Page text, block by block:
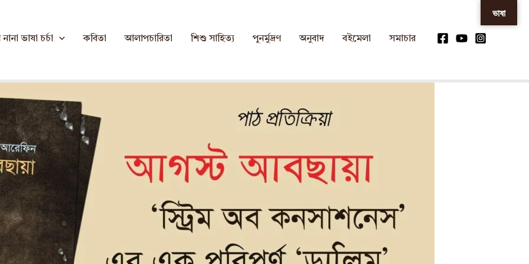
ভাষা চর্চা কবিতা আলাপচারিতা শিশু সাহিত্য পুনর্মুদ্রণ অনুবাদ বইমেলা সমাচার
ভাষা